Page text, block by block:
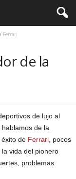
Ferrari
de la
de lujo al
hablamos de la
de Ferrari , pocos
vida del pionero
problemas